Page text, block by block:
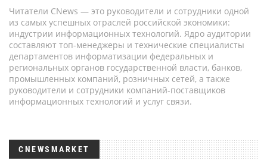
Читатели CNews — это руководители и сотрудники одной
из самых успешных отраслей российской экономики:
индустрии информационных технологий. Ядро аудитории
составляют топ-менеджеры и технические специалисты
департаментов информатизации федеральных и
региональных органов государственной власти, банков,
промышленных компаний, розничных сетей, а также
руководители и сотрудники компаний-поставщиков
информационных технологий и услуг связи.
CNEWSMARKET